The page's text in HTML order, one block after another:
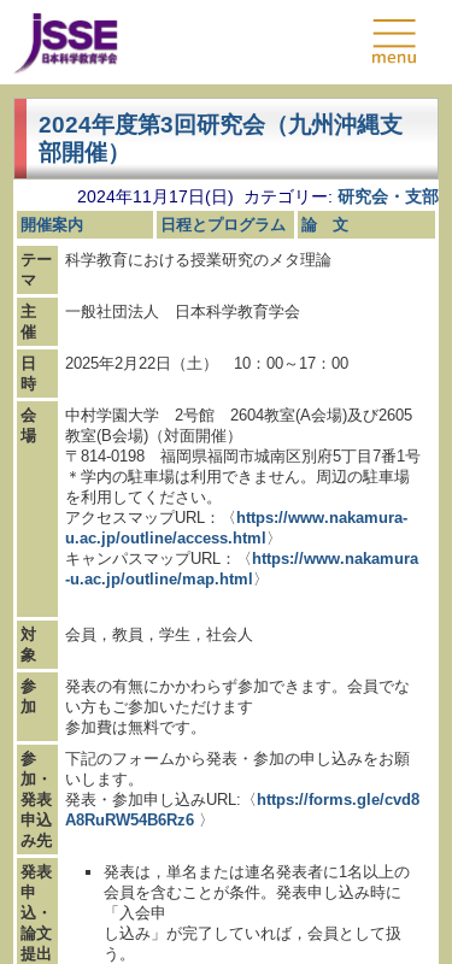
2024年度第3回研究会（九州沖縄支
部開催）
2024年11月17日(日) カテゴリー: 研究会・支部
開催案内 日程とプログラム
論 文
テー
マ
科学教育における授業研究のメタ理論
主
催
一般社団法人 日本科学教育学会
日
時
2025年2月22日（土） 10：00～17：00
会
場
中村学園大学 2号館 2604教室(A会場)及び2605
教室(B会場)（対面開催）
〒814-0198 福岡県福岡市城南区別府5丁目7番1号
＊学内の駐車場は利用できません。周辺の駐車場
を利用してください。
アクセスマップURL：〈 https://www.nakamura-
u.ac.jp/outline/access.html 〉
キャンパスマップURL：〈 https://www.nakamura
-u.ac.jp/outline/map.html 〉
対
象
会員，教員，学生，社会人
参
加
発表の有無にかかわらず参加できます。会員でな
い方もご参加いただけます
参加費は無料です。
参
加・
発表
申込
み先
下記のフォームから発表・参加の申し込みをお願
いします。
発表・参加申し込みURL:〈 https://forms.gle/cvd8
A8RuRW54B6Rz6 〉
発表
申
込・
論文
提出
発表は，単名または連名発表者に1名以上の
会員を含むことが条件。発表申し込み時に
「入会申
し込み」が完了していれば，会員として扱
う。